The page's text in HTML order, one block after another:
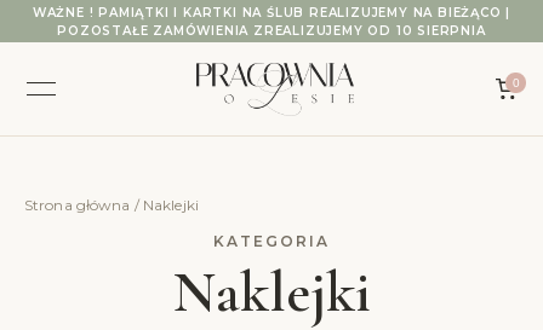
Przejdź do treści
WAŻNE ! PAMIĄTKI I KARTKI NA ŚLUB REALIZUJEMY NA BIEŻĄCO |
POZOSTAŁE ZAMÓWIENIA ZREALIZUJEMY OD 10 SIERPNIA
0
Strona główna / Naklejki
Naklejki